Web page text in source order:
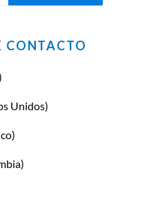
CONTACTO
Unidos)